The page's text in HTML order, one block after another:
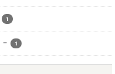
1
- 1